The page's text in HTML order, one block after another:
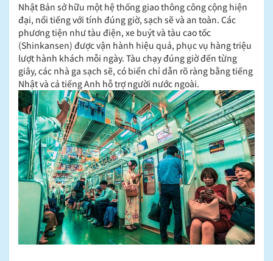
Nhật Bản sở hữu một hệ thống giao thông công cộng hiện
đại, nổi tiếng với tính đúng giờ, sạch sẽ và an toàn. Các
phương tiện như tàu điện, xe buýt và tàu cao tốc
(Shinkansen) được vận hành hiệu quả, phục vụ hàng triệu
lượt hành khách mỗi ngày. Tàu chạy đúng giờ đến từng
giây, các nhà ga sạch sẽ, có biển chỉ dẫn rõ ràng bằng tiếng
Nhật và cả tiếng Anh hỗ trợ người nước ngoài.